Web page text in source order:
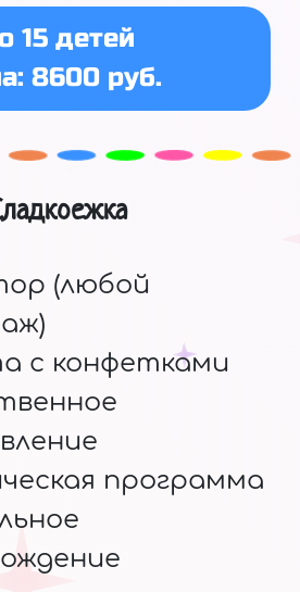
15 детей
8600 руб.
(любой
с конфетками
программа